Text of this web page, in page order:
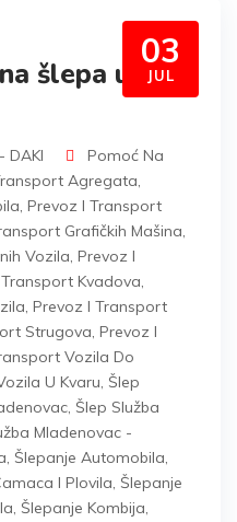
03
JUL
šlepa u
DAKI
Pomoć Na
Agregata,
, Prevoz I Transport
Grafičkih Mašina,
Vozila, Prevoz I
Kvadova,
, Prevoz I Transport
Strugova, Prevoz I
Vozila Do
U Kvaru, Šlep
, Šlep Služba
Mladenovac -
, Šlepanje Automobila,
I Plovila, Šlepanje
, Šlepanje Kombija,